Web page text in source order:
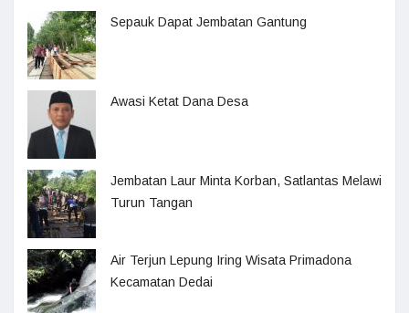
Sepauk Dapat Jembatan Gantung
Awasi Ketat Dana Desa
Jembatan Laur Minta Korban, Satlantas Melawi
Turun Tangan
Air Terjun Lepung Iring Wisata Primadona
Kecamatan Dedai